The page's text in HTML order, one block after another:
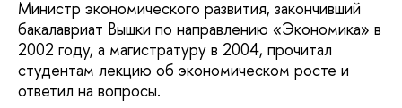
Министр экономического развития, закончивший
бакалавриат Вышки по направлению «Экономика» в
2002 году, а магистратуру в 2004, прочитал
студентам лекцию об экономическом росте и
ответил на вопросы.